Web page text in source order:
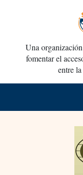
Una
fomentar el
entre